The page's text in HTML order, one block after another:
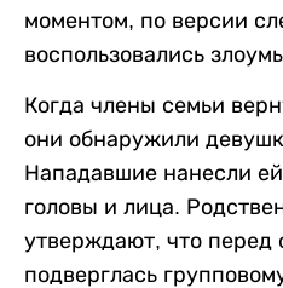
моментом, по версии
воспользовались
Когда члены семьи
они обнаружили
Нападавшие нанесли
головы и лица.
утверждают, что перед
подверглась